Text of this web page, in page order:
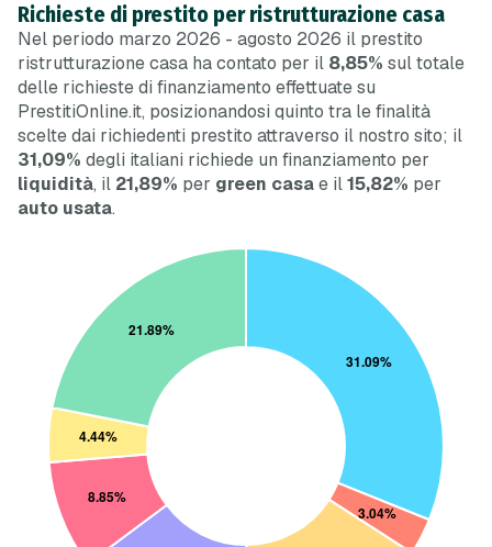
Richieste di prestito per ristrutturazione casa
Nel periodo marzo 2026 - agosto 2026 il prestito
ristrutturazione casa ha contato per il 8,85% sul totale
delle richieste di finanziamento effettuate su
PrestitiOnline.it, posizionandosi quinto tra le finalità
scelte dai richiedenti prestito attraverso il nostro sito; il
31,09% degli italiani richiede un finanziamento per
liquidità, il 21,89% per green casae il15,82% per
auto usata.